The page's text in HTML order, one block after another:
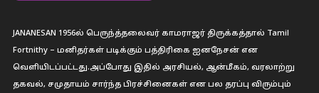
JANANESAN 1956ல் பெருந்த்தலைவர் காமராஜர் திருக்கத்தால் Tamil
Fortnithy – மனிதர்கள் படிக்கும் பத்திரிகை ஐனநேசன் என
வெளியிடப்பட்டது.அப்போது இதில் அரசியல், ஆன்மீகம், வரலாற்று
தகவல், சமுதாயம் சார்ந்த பிரச்சினைகள் என பல தரப்பு விரும்பும்